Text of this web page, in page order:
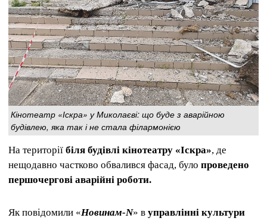
Кінотеатр «Іскра» у Миколаєві: що буде з аварійною
будівлею, яка так і не стала філармонією
На території біля будівлі кінотеатру «Іскра», де
нещодавно частково обвалився фасад, було проведено
першочергові аварійні роботи.
Як повідомили «Новинам-N» в управлінні культури